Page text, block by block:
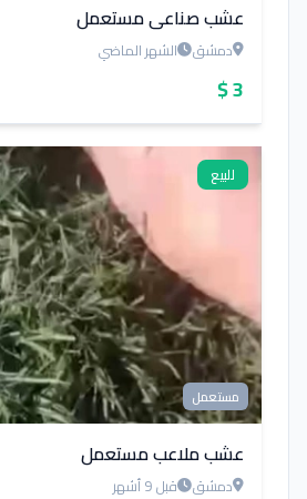
عشب صناعي مستعمل
دمشق الشهر الماضي
3 $
للبيع
مستعمل
عشب ملاعب مستعمل
دمشق قبل 9 أشهر